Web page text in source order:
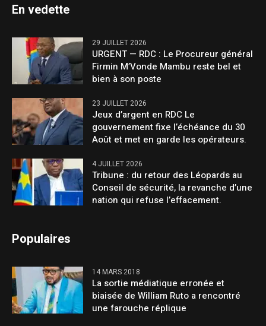
En vedette
29 JUILLET 2026
URGENT — RDC : Le Procureur général
Firmin M’Vonde Mambu reste bel et
bien à son poste
23 JUILLET 2026
Jeux d’argent en RDC Le
gouvernement fixe l’échéance du 30
Août et met en garde les opérateurs.
4 JUILLET 2026
Tribune : du retour des Léopards au
Conseil de sécurité, la revanche d’une
nation qui refuse l’effacement.
Populaires
14 MARS 2018
La sortie médiatique erronée et
biaisée de William Ruto a rencontré
une farouche réplique